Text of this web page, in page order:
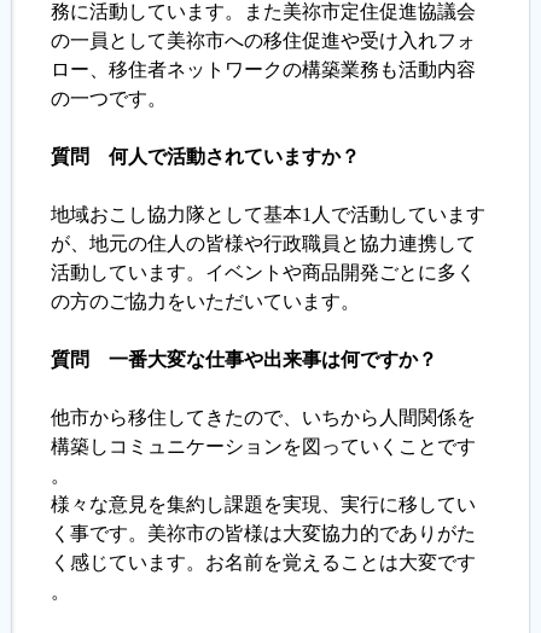
務に活動しています。また美祢市定住促進協議会
の一員として美祢市への移住促進や受け入れフォ
ロー、移住者ネットワークの構築業務も活動内容
の一つです。
質問 何人で活動されていますか？
地域おこし協力隊として基本1人で活動しています
が、地元の住人の皆様や行政職員と協力連携して
活動しています。イベントや商品開発ごとに多く
の方のご協力をいただいています。
質問 一番大変な仕事や出来事は何ですか？
他市から移住してきたので、いちから人間関係を
構築しコミュニケーションを図っていくことです
。
様々な意見を集約し課題を実現、実行に移してい
く事です。美祢市の皆様は大変協力的でありがた
く感じています。お名前を覚えることは大変です
。